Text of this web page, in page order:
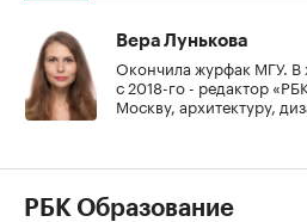
Вера Лунькова
Окончила журфак МГУ. В
с 2018-го - редактор
Москву, архитектуру,
РБК Образование